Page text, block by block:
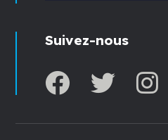
Suivez-nous